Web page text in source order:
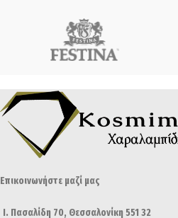
Επικοινωνήστε μαζί μας
Ι. Πασαλίδη 70, Θεσσαλονίκη 551 32